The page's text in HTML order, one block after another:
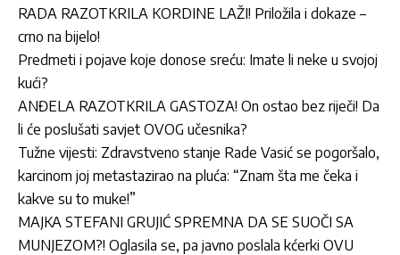
RADA RAZOTKRILA KORDINE LAŽI! Priložila i dokaze –
crno na bijelo!
Predmeti i pojave koje donose sreću: Imate li neke u svojoj
kući?
ANĐELA RAZOTKRILA GASTOZA! On ostao bez riječi! Da
li će poslušati savjet OVOG učesnika?
Tužne vijesti: Zdravstveno stanje Rade Vasić se pogoršalo,
karcinom joj metastazirao na pluća: “Znam šta me čeka i
kakve su to muke!”
MAJKA STEFANI GRUJIĆ SPREMNA DA SE SUOČI SA
MUNJEZOM?! Oglasila se, pa javno poslala kćerki OVU